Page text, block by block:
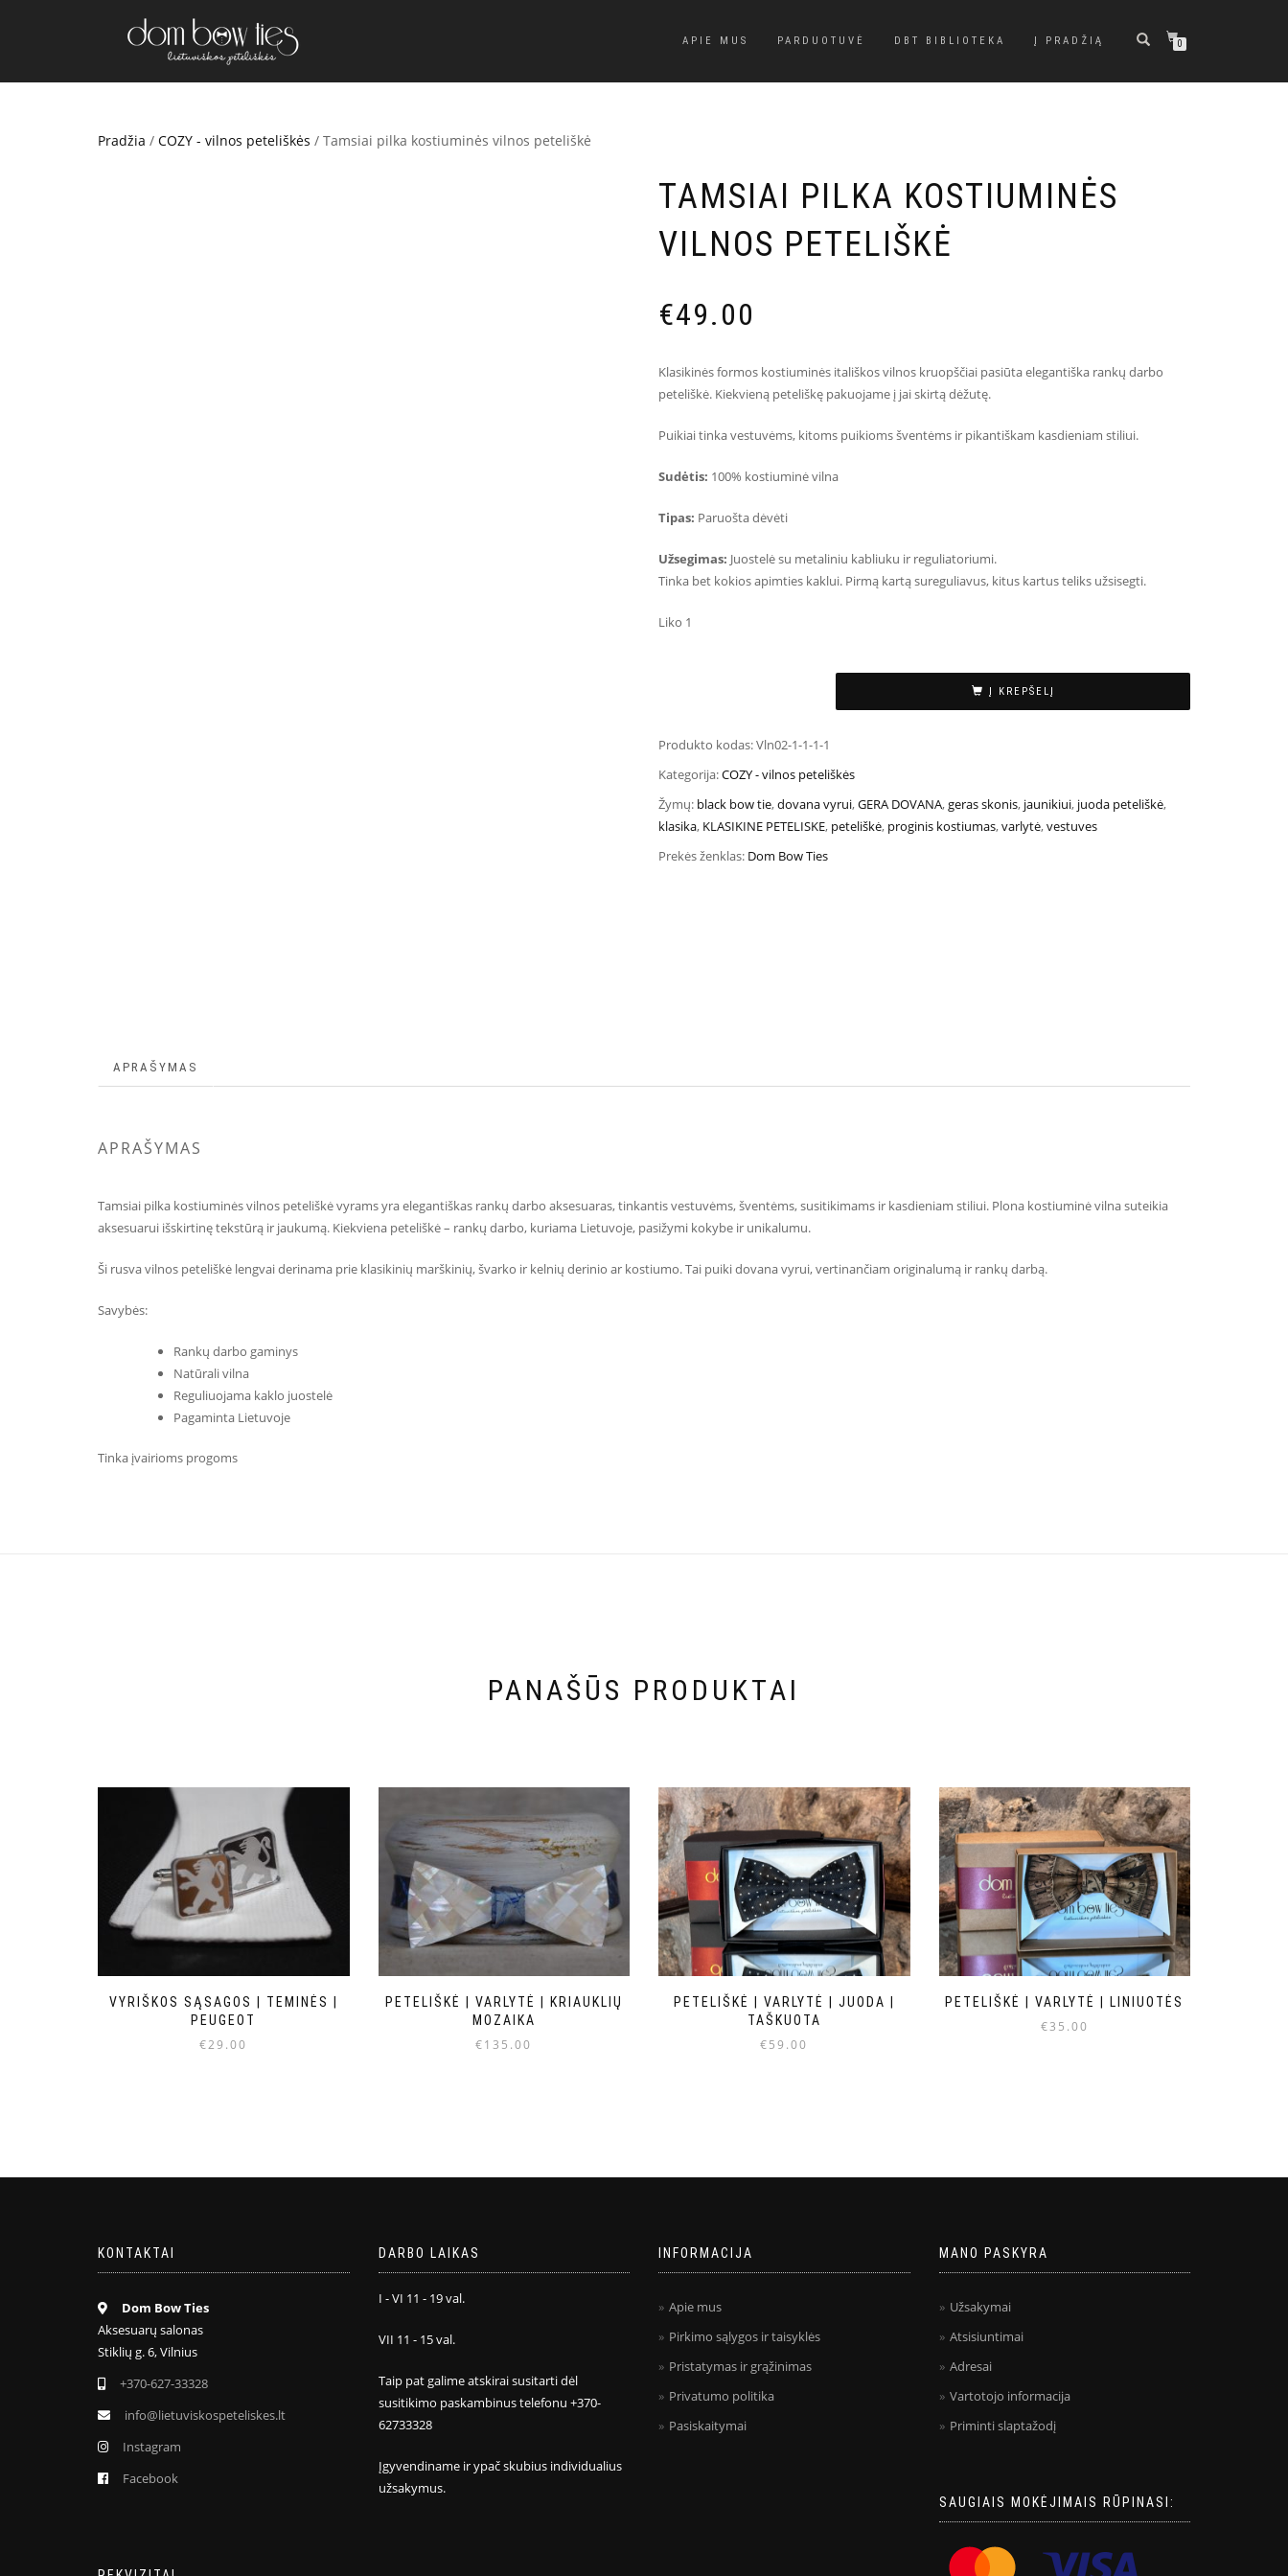
APIE MUS PARDUOTUVĖ DBT BIBLIOTEKA Į PRADŽIĄ 0
Pradžia / COZY - vilnos peteliškės / Tamsiai pilka kostiuminės vilnos peteliškė
TAMSIAI PILKA KOSTIUMINĖS
VILNOS PETELIŠKĖ
€49.00
Klasikinės formos kostiuminės itališkos vilnos kruopščiai pasiūta elegantiška rankų darbo
peteliškė. Kiekvieną peteliškę pakuojame į jai skirtą dėžutę.
Puikiai tinka vestuvėms, kitoms puikioms šventėms ir pikantiškam kasdieniam stiliui.
Sudėtis: 100% kostiuminė vilna
Tipas: Paruošta dėvėti
Užsegimas: Juostelė su metaliniu kabliuku ir reguliatoriumi.
Tinka bet kokios apimties kaklui. Pirmą kartą sureguliavus, kitus kartus teliks užsisegti.
Liko 1
Į KREPŠELĮ
Produkto kodas:Vln02-1-1-1-1
Kategorija:COZY - vilnos peteliškės
Žymų: black bow tie,dovana vyrui,GERA DOVANA,geras skonis, jaunikiui, juoda peteliškė,
klasika, KLASIKINE PETELISKE, peteliškė, proginis kostiumas,varlytė,vestuves
Prekės ženklas: Dom Bow Ties
APRAŠYMAS
APRAŠYMAS
Tamsiai pilka kostiuminės vilnos peteliškė vyrams yra elegantiškas rankų darbo aksesuaras, tinkantis vestuvėms, šventėms, susitikimams ir kasdieniam stiliui. Plona kostiuminė vilna suteikia
aksesuarui išskirtinę tekstūrą ir jaukumą. Kiekviena peteliškė – rankų darbo, kuriama Lietuvoje, pasižymi kokybe ir unikalumu.
Ši rusva vilnos peteliškė lengvai derinama prie klasikinių marškinių, švarko ir kelnių derinio ar kostiumo. Tai puiki dovana vyrui, vertinančiam originalumą ir rankų darbą.
Savybės:
Rankų darbo gaminys
Natūrali vilna
Reguliuojama kaklo juostelė
Pagaminta Lietuvoje
Tinka įvairioms progoms
PANAŠŪS PRODUKTAI
VYRIŠKOS SĄSAGOS | TEMINĖS |
PEUGEOT
€29.00
PETELIŠKĖ | VARLYTĖ | KRIAUKLIŲ
MOZAIKA
€135.00
PETELIŠKĖ | VARLYTĖ | JUODA |
TAŠKUOTA
€59.00
PETELIŠKĖ | VARLYTĖ | LINIUOTĖS
€35.00
KONTAKTAI
Dom Bow Ties
Aksesuarų salonas
Stiklių g. 6, Vilnius
+370-627-33328
info@lietuviskospeteliskes.lt
Instagram
Facebook
DARBO LAIKAS
I - VI 11 - 19 val.
VII 11 - 15 val.
Taip pat galime atskirai susitarti dėl
susitikimo paskambinus telefonu +370-
62733328
Įgyvendiname ir ypač skubius individualius
užsakymus.
INFORMACIJA
Apie mus
Pirkimo sąlygos ir taisyklės
Pristatymas ir grąžinimas
Privatumo politika
Pasiskaitymai
MANO PASKYRA
Užsakymai
Atsisiuntimai
Adresai
Vartotojo informacija
Priminti slaptažodį
SAUGIAIS MOKĖJIMAIS RŪPINASI: